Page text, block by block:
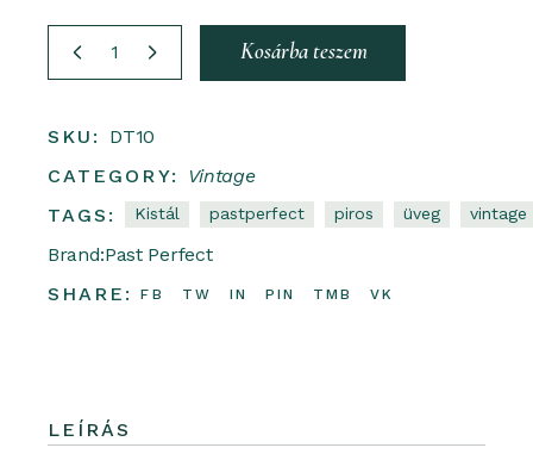
üveg hamutartó quantity
Kosárba teszem
SKU:
DT10
CATEGORY:
Vintage
TAGS:
Kistál Pastperfect Piros Üveg Vintage
Brand:Past Perfect
SHARE:
FB TW IN PIN TMB VK
LEÍRÁS